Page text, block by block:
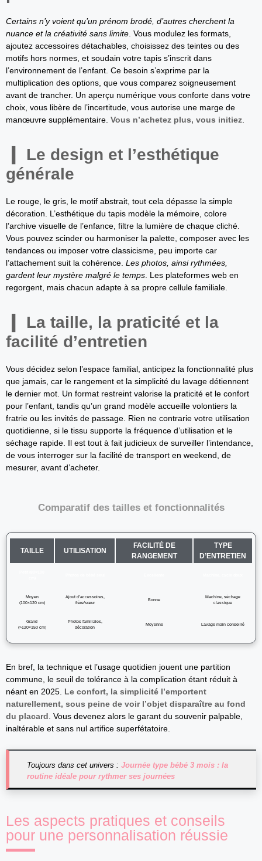
Certains n’y voient qu’un prénom brodé, d’autres cherchent la
nuance et la créativité sans limite . Vous modulez les formats,
ajoutez accessoires détachables, choisissez des teintes ou des
motifs hors normes, et soudain votre tapis s’inscrit dans
l’environnement de l’enfant. Ce besoin s’exprime par la
multiplication des options, que vous comparez soigneusement
avant de trancher. Un aperçu numérique vous conforte dans votre
choix, vous libère de l’incertitude, vous autorise une marge de
manœuvre supplémentaire. Vous n’achetez plus, vous initiez
Le design et l’esthétique
générale
Le rouge, le gris, le motif abstrait, tout cela dépasse la simple
décoration. L’esthétique du tapis modèle la mémoire, colore
l’archive visuelle de l’enfance, filtre la lumière de chaque cliché.
Vous pouvez scinder ou harmoniser la palette, composer avec les
tendances ou imposer votre classicisme, peu importe car
l’attachement suit la cohérence. Les photos, ainsi rythmées,
gardent leur mystère malgré le temps . Les plateformes web en
regorgent, mais chacun adapte à sa propre cellule familiale.
La taille, la praticité et la
facilité d’entretien
Vous décidez selon l’espace familial, anticipez la fonctionnalité plus
que jamais, car le rangement et la simplicité du lavage détiennent
le dernier mot. Un format restreint valorise la praticité et le confort
pour l’enfant, tandis qu’un grand modèle accueille volontiers la
fratrie ou les invités de passage. Rien ne contrarie votre utilisation
quotidienne, si le tissu supporte la fréquence d’utilisation et le
séchage rapide. Il est tout à fait judicieux de surveiller l’intendance,
de vous interroger sur la facilité de transport en weekend, de
mesurer, avant d’acheter.
Comparatif des tailles et fonctionnalités
TAILLE UTILISATION
FACILITÉ DE
RANGEMENT
TYPE
D’ENTRETIEN
Moyen
(100×120 cm)
Ajout d’accessoires,
frère/sœur
Bonne
Machine, séchage
classique
Grand
(>120×150 cm)
Photos familiales,
décoration
Moyenne Lavage main conseillé
En bref, la technique et l’usage quotidien jouent une partition
commune, le seuil de tolérance à la complication étant réduit à
néant en 2025. Le confort, la simplicité l’emportent
naturellement, sous peine de voir l’objet disparaître au fond
du placard . Vous devenez alors le garant du souvenir palpable,
inaltérable et sans nul artifice superfétatoire.
Toujours dans cet univers : Journée type bébé 3 mois : la
routine idéale pour rythmer ses journées
Les aspects pratiques et conseils
pour une personnalisation réussie